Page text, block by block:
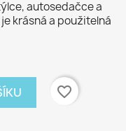
autosedačce a
krásná a použitelná
favorite_border